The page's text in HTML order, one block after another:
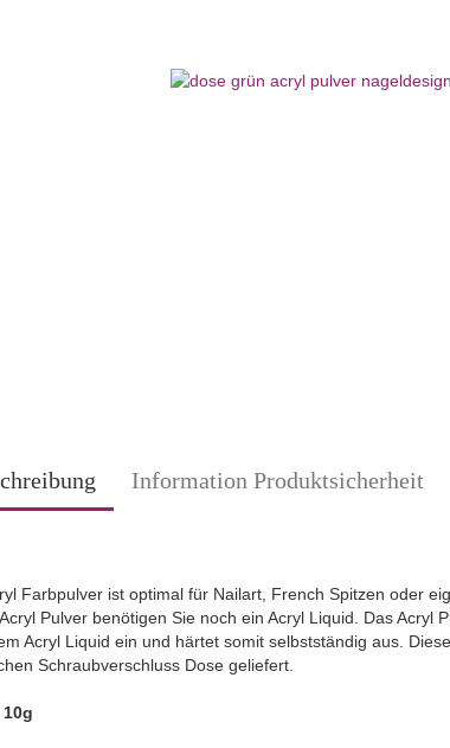
Information Produktsicherheit
Farbpulver ist optimal für Nailart, French Spitzen oder
Pulver benötigen Sie noch ein Acryl Liquid. Das Acryl
Acryl Liquid ein und härtet somit selbstständig aus.
Schraubverschluss Dose geliefert.